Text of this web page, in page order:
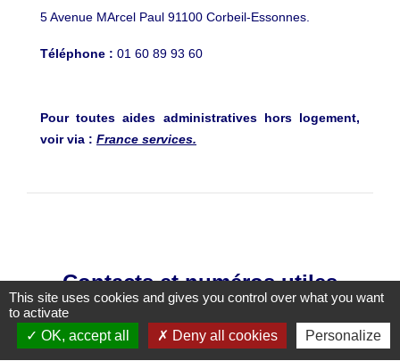
5 Avenue MArcel Paul 91100 Corbeil-Essonnes.
Téléphone : 01 60 89 93 60
Pour toutes aides administratives hors logement,
voir via : France services.
Contacts et numéros utiles
45 avenue Charles de Gaulle
This site uses cookies and gives you control over what you want
to activate
OK, accept all
Deny all cookies Personalize